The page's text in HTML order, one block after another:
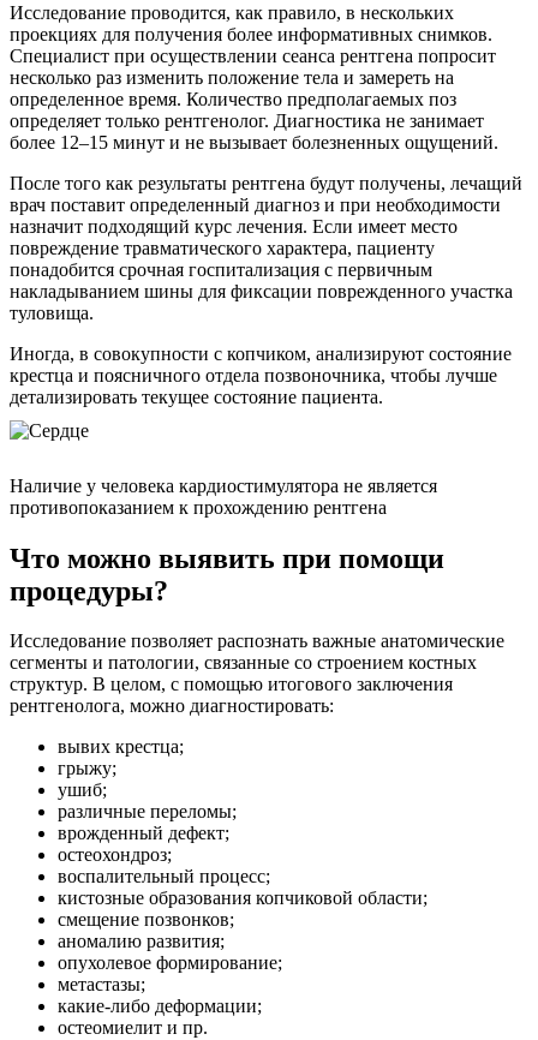
Исследование проводится, как правило, в нескольких
проекциях для получения более информативных снимков.
Специалист при осуществлении сеанса рентгена попросит
несколько раз изменить положение тела и замереть на
определенное время. Количество предполагаемых поз
определяет только рентгенолог. Диагностика не занимает
более 12–15 минут и не вызывает болезненных ощущений.
После того как результаты рентгена будут получены, лечащий
врач поставит определенный диагноз и при необходимости
назначит подходящий курс лечения. Если имеет место
повреждение травматического характера, пациенту
понадобится срочная госпитализация с первичным
накладыванием шины для фиксации поврежденного участка
туловища.
Иногда, в совокупности с копчиком, анализируют состояние
крестца и поясничного отдела позвоночника, чтобы лучше
детализировать текущее состояние пациента.
Наличие у человека кардиостимулятора не является
противопоказанием к прохождению рентгена
Что можно выявить при помощи
процедуры?
Исследование позволяет распознать важные анатомические
сегменты и патологии, связанные со строением костных
структур. В целом, c помощью итогового заключения
рентгенолога, можно диагностировать:
вывих крестца;
грыжу;
ушиб;
различные переломы;
врожденный дефект;
остеохондроз;
воспалительный процесс;
кистозные образования копчиковой области;
смещение позвонков;
аномалию развития;
опухолевое формирование;
метастазы;
какие-либо деформации;
остеомиелит и пр.